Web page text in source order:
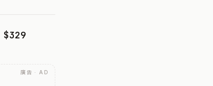
$329
廣告 · AD